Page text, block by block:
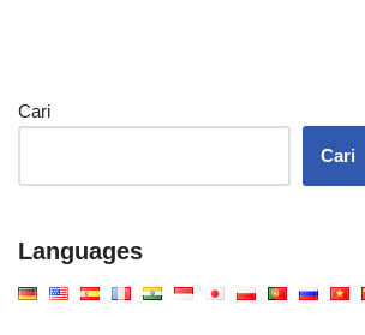
Cari
Cari
Languages